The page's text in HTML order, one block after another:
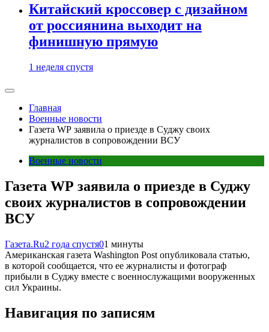
Китайский кроссовер с дизайном
от россиянина выходит на
финишную прямую
1 неделя спустя
Главная
Военные новости
Газета WP заявила о приезде в Суджу своих
журналистов в сопровождении ВСУ
Военные новости
Газета WP заявила о приезде в Суджу
своих журналистов в сопровождении
ВСУ
Газета.Ru2 года спустя01 минуты
Американская газета Washington Post опубликовала статью,
в которой сообщается, что ее журналисты и фотограф
прибыли в Суджу вместе с военнослужащими вооруженных
сил Украины.
Навигация по записям